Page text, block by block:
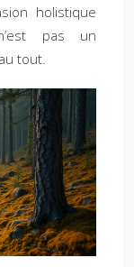
holistique
pas un
tout.